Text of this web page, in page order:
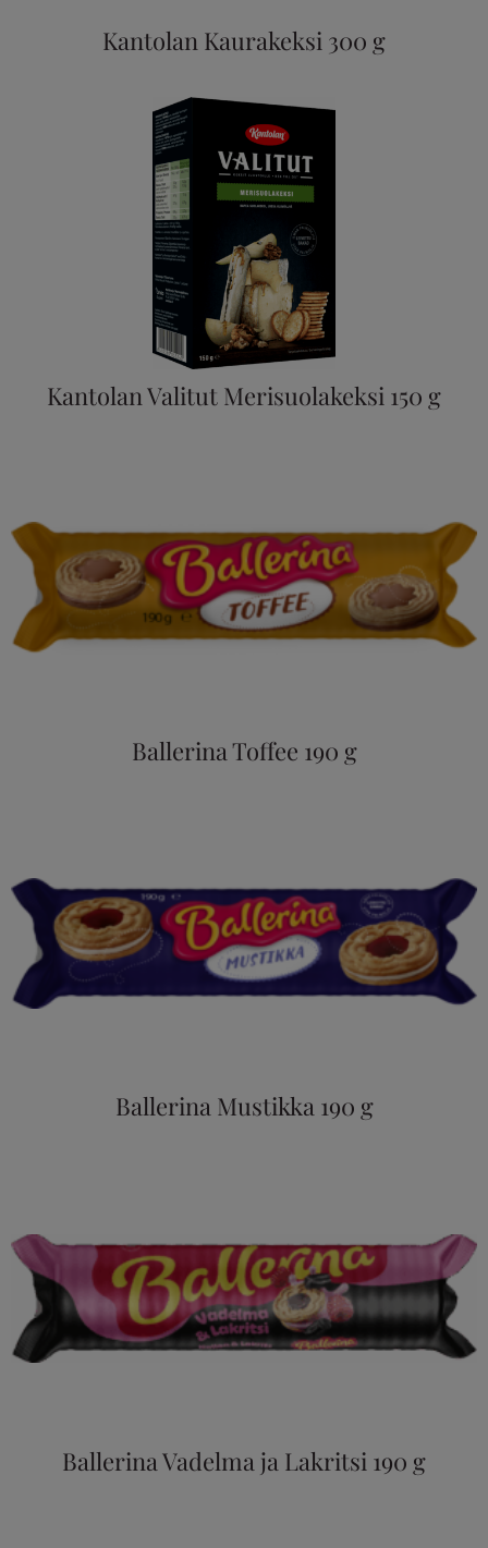
Kantolan Kaurakeksi 300 g
Kantolan Valitut Merisuolakeksi 150 g
Ballerina Toffee 190 g
Ballerina Mustikka 190 g
Ballerina Vadelma ja Lakritsi 190 g